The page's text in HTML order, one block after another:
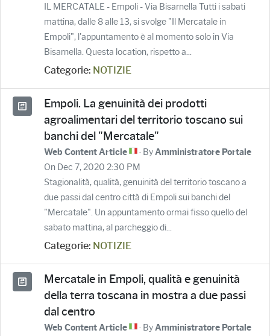
IL MERCATALE - Empoli - Via Bisarnella Tutti i sabati
mattina, dalle 8 alle 13, si svolge "Il Mercatale in
Empoli", l'appuntamento è al momento solo in Via
Bisarnella. Questa location, rispetto a...
Categorie: NOTIZIE
Empoli. La genuinità dei prodotti
agroalimentari del territorio toscano sui
banchi del "Mercatale"
Web Content Article · ByAmministratore Portale
On Dec 7, 2020 2:30 PM
Stagionalità, qualità, genuinità del territorio toscano a
due passi dal centro città di Empoli sui banchi del
"Mercatale". Un appuntamento ormai fisso quello del
sabato mattina, al parcheggio di...
Categorie: NOTIZIE
Mercatale in Empoli, qualità e genuinità
della terra toscana in mostra a due passi
dal centro
Web Content Article · ByAmministratore Portale